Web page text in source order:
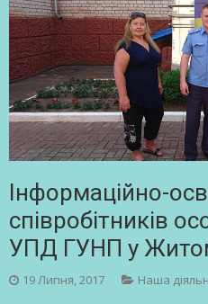
Інформаційно-
співробітників
УПД ГУНП у
19 Липня, 2017 Наша